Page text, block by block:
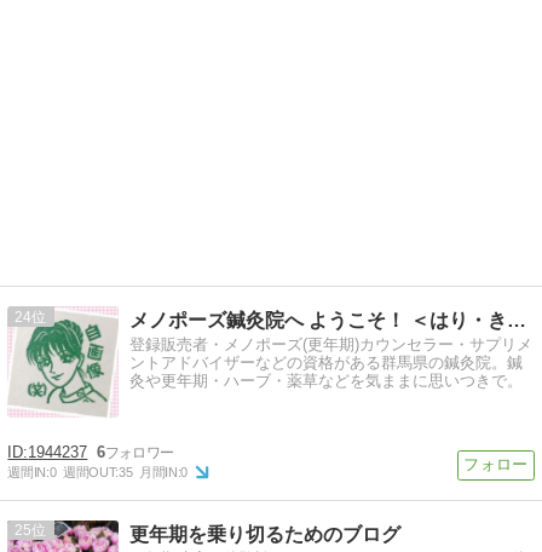
24 メノポーズ鍼灸院へ ようこそ！ ＜はり・きゅう陽明堂＞
登録販売者・メノポーズ(更年期)カウンセラー・サプリメ
ントアドバイザーなどの資格がある群馬県の鍼灸院。鍼
灸や更年期・ハーブ・薬草などを気ままに思いつきで。
1944237 6
週間IN:0 週間OUT:35 月間IN:0
25 更年期を乗り切るためのブログ